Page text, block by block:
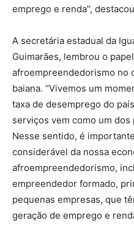
emprego e renda”,
A secretária estadual da
Guimarães, lembrou o
afroempreendedorismo no
baiana. “Vivemos um
taxa de desemprego do
serviços vem como um
Nesse sentido, é
considerável da nossa
afroempreendedorismo,
empreendedor formado,
pequenas empresas, que
geração de emprego e